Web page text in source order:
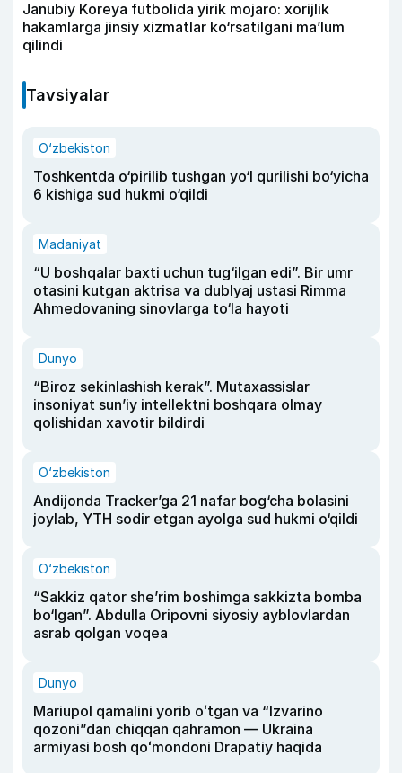
Janubiy Koreya futbolida yirik mojaro: xorijlik
hakamlarga jinsiy xizmatlar ko‘rsatilgani ma’lum
qilindi
Tavsiyalar
O‘zbekiston
Toshkentda o‘pirilib tushgan yo‘l qurilishi bo‘yicha
6 kishiga sud hukmi o‘qildi
Madaniyat
“U boshqalar baxti uchun tug‘ilgan edi”. Bir umr
otasini kutgan aktrisa va dublyaj ustasi Rimma
Ahmedovaning sinovlarga to‘la hayoti
Dunyo
“Biroz sekinlashish kerak”. Mutaxassislar
insoniyat sun’iy intellektni boshqara olmay
qolishidan xavotir bildirdi
O‘zbekiston
Andijonda Tracker’ga 21 nafar bog‘cha bolasini
joylab, YTH sodir etgan ayolga sud hukmi o‘qildi
O‘zbekiston
“Sakkiz qator she’rim boshimga sakkizta bomba
bo‘lgan”. Abdulla Oripovni siyosiy ayblovlardan
asrab qolgan voqea
Dunyo
Mariupol qamalini yorib oʻtgan va “Izvarino
qozoni”dan chiqqan qahramon — Ukraina
armiyasi bosh qoʻmondoni Drapatiy haqida